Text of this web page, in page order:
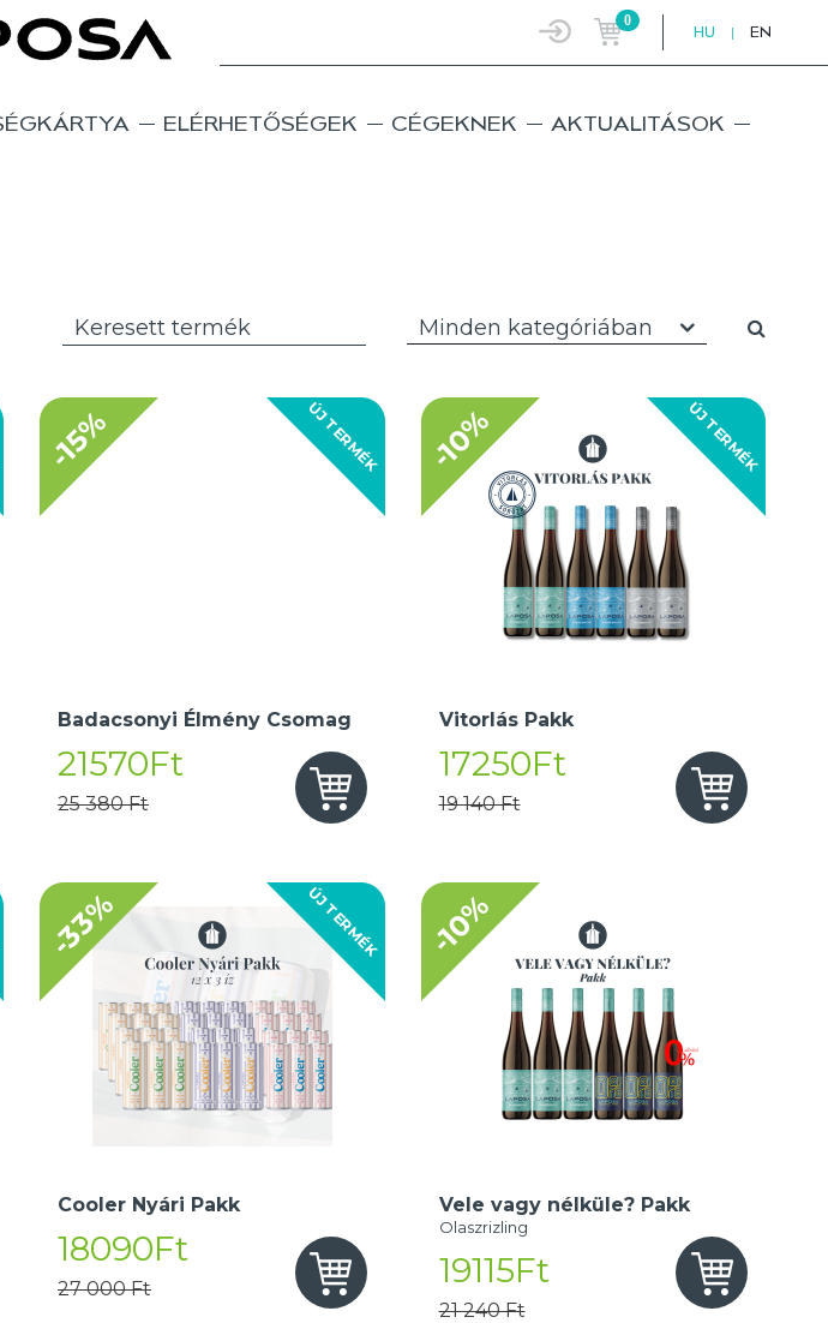
0
HU | EN
ELÉRHETŐSÉGEK CÉGEKNEK AKTUALITÁSOK
Minden kategóriában
ÚJ TERMÉK
-15%
Badacsonyi Élmény Csomag
21570Ft
25 380 Ft
ÚJ TERMÉK
-10%
Vitorlás Pakk
17250Ft
19 140 Ft
ÚJ TERMÉK
-33%
Cooler Nyári Pakk
18090Ft
27 000 Ft
-10%
Vele vagy nélküle? Pakk
Olaszrizling
19115Ft
21 240 Ft